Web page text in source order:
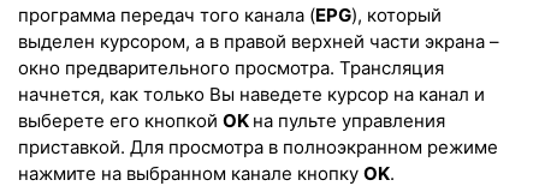
программа передач того канала (EPG), который
выделен курсором, а в правой верхней части экрана –
окно предварительного просмотра. Трансляция
начнeтся, как только Вы наведeте курсор на канал и
выберете его кнопкой OK на пульте управления
приставкой. Для просмотра в полноэкранном режиме
нажмите на выбранном канале кнопку OK.